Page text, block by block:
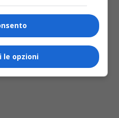
il Cavallero,
le opzioni